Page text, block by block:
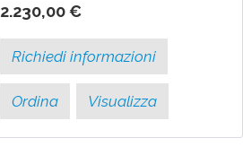
2.230,00 €
Richiedi informazioni
Ordina Visualizza